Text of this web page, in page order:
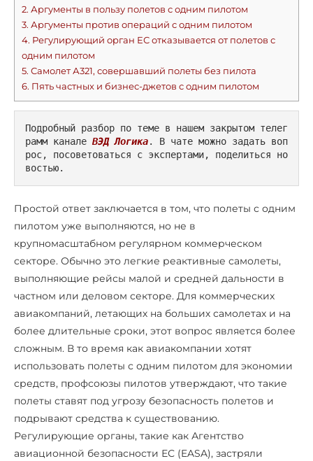
2. Аргументы в пользу полетов с одним пилотом
3. Аргументы против операций с одним пилотом
4. Регулирующий орган ЕС отказывается от полетов с
одним пилотом
5. Самолет А321, совершавший полеты без пилота
6. Пять частных и бизнес-джетов с одним пилотом
Подробный разбор по теме в нашем закрытом телег
рамм канале ВЭД Логика. В чате можно задать воп
рос, посоветоваться с экспертами, поделиться но
востью.
Простой ответ заключается в том, что полеты с одним
пилотом уже выполняются, но не в
крупномасштабном регулярном коммерческом
секторе. Обычно это легкие реактивные самолеты,
выполняющие рейсы малой и средней дальности в
частном или деловом секторе. Для коммерческих
авиакомпаний, летающих на больших самолетах и на
более длительные сроки, этот вопрос является более
сложным. В то время как авиакомпании хотят
использовать полеты с одним пилотом для экономии
средств, профсоюзы пилотов утверждают, что такие
полеты ставят под угрозу безопасность полетов и
подрывают средства к существованию.
Регулирующие органы, такие как Агентство
авиационной безопасности ЕС (EASA), застряли